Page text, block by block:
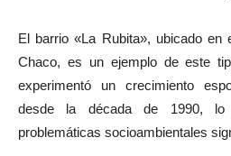
El barrio «La Rubita», ubicado en
Chaco, es un ejemplo de este
experimentó un crecimiento
desde la década de 1990,
problemáticas socioambientales